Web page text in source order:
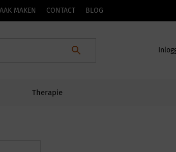
MAKEN CONTACT BLOG
Therapie